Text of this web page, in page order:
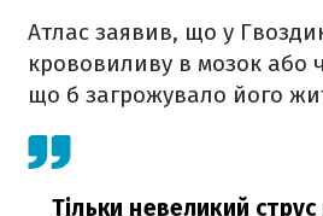
Атлас заявив, що у
крововиливу в мозок або
що б загрожувало його
Тільки невеликий струс